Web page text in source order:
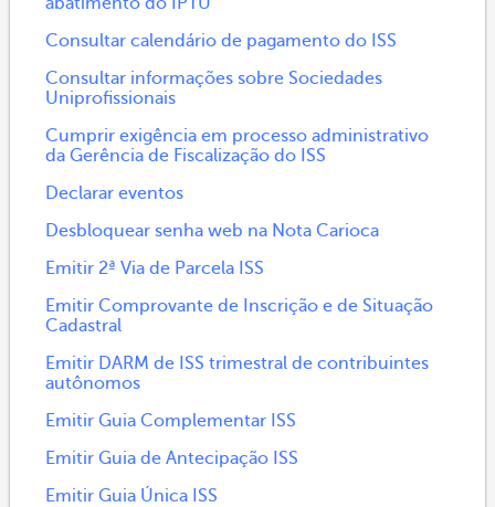
Consultar calendário de pagamento do ISS
Consultar informações sobre Sociedades
Uniprofissionais
Cumprir exigência em processo administrativo
da Gerência de Fiscalização do ISS
Declarar eventos
Desbloquear senha web na Nota Carioca
Emitir 2ª Via de Parcela ISS
Emitir Comprovante de Inscrição e de Situação
Cadastral
Emitir DARM de ISS trimestral de contribuintes
autônomos
Emitir Guia Complementar ISS
Emitir Guia de Antecipação ISS
Emitir Guia Única ISS